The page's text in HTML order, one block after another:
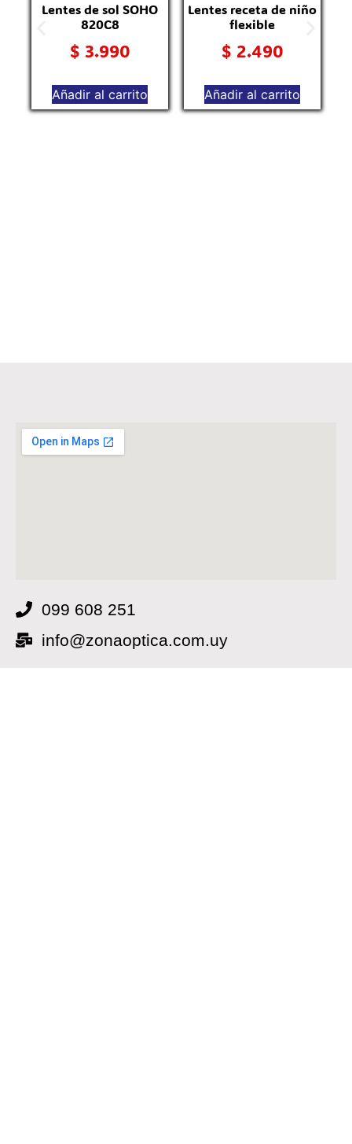
Lentes de sol SOHO
820C8
$ 3.990
Añadir al carrito
Lentes receta de niño
flexible
$ 2.490
Añadir al carrito
099 608 251
info@zonaoptica.com.uy